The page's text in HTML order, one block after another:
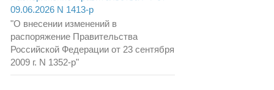
09.06.2026 N 1413-р
"О внесении изменений в
распоряжение Правительства
Российской Федерации от 23 сентября
2009 г. N 1352-р"